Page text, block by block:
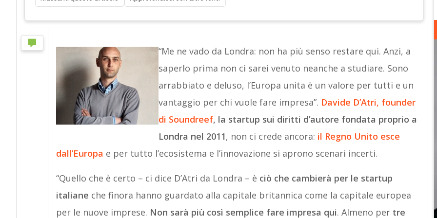
“Me ne vado da Londra: non ha più senso restare qui. Anzi, a
saperlo prima non ci sarei venuto neanche a studiare. Sono
arrabbiato e deluso, l’Europa unita è un valore per tutti e un
vantaggio per chi vuole fare impresa”. Davide D’Atri, founder
di Soundreef, la startup sui diritti d’autore fondata proprio a
Londra nel 2011, non ci crede ancora: il Regno Unito esce
dall’Europa e per tutto l’ecosistema e l’innovazione si aprono scenari incerti.
“Quello che è certo – ci dice D’Atri da Londra – è ciò che cambierà per le startup
italiane che finora hanno guardato alla capitale britannica come la capitale europea
per le nuove imprese. Non sarà più così semplice fare impresa qui. Almeno per tre